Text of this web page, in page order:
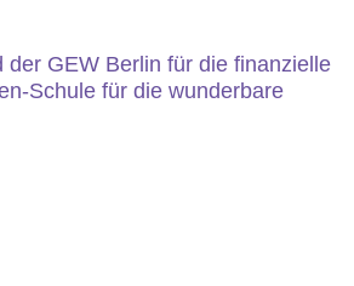
GEW Berlin für die finanzielle
Schule für die wunderbare